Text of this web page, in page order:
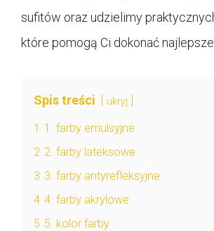
sufitów oraz udzielimy
które pomogą Ci dokonać
Spis treści ukryj
1 1. farby emulsyjne
2 2. farby lateksowe
3 3. farby antyrefleksyjne
4 4. farby akrylowe
5 5. kolor farby